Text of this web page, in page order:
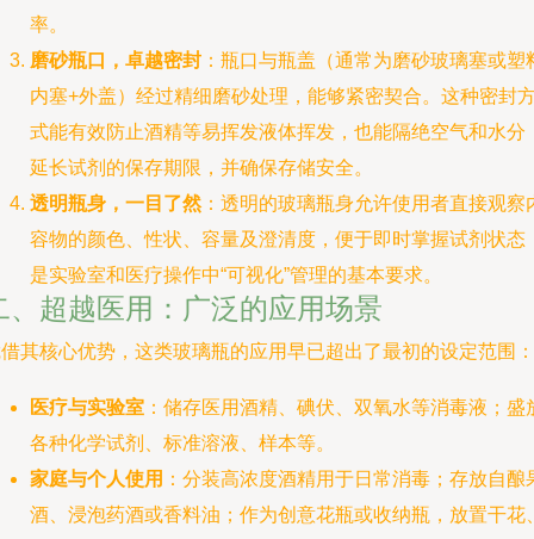
率。
磨砂瓶口，卓越密封 ：瓶口与瓶盖（通常为磨砂玻璃塞或塑
内塞+外盖）经过精细磨砂处理，能够紧密契合。这种密封
式能有效防止酒精等易挥发液体挥发，也能隔绝空气和水分
延长试剂的保存期限，并确保存储安全。
透明瓶身，一目了然：透明的玻璃瓶身允许使用者直接观察
容物的颜色、性状、容量及澄清度，便于即时掌握试剂状态
是实验室和医疗操作中“可视化”管理的基本要求。
、超越医用：广泛的应用场景
其核心优势，这类玻璃瓶的应用早已超出了最初的设定范围：
医疗与实验室 ：储存医用酒精、碘伏、双氧水等消毒液；盛
各种化学试剂、标准溶液、样本等。
家庭与个人使用 ：分装高浓度酒精用于日常消毒；存放自酿
酒、浸泡药酒或香料油；作为创意花瓶或收纳瓶，放置干花